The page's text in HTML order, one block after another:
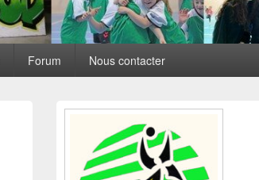
Forum Nous contacter
Zone